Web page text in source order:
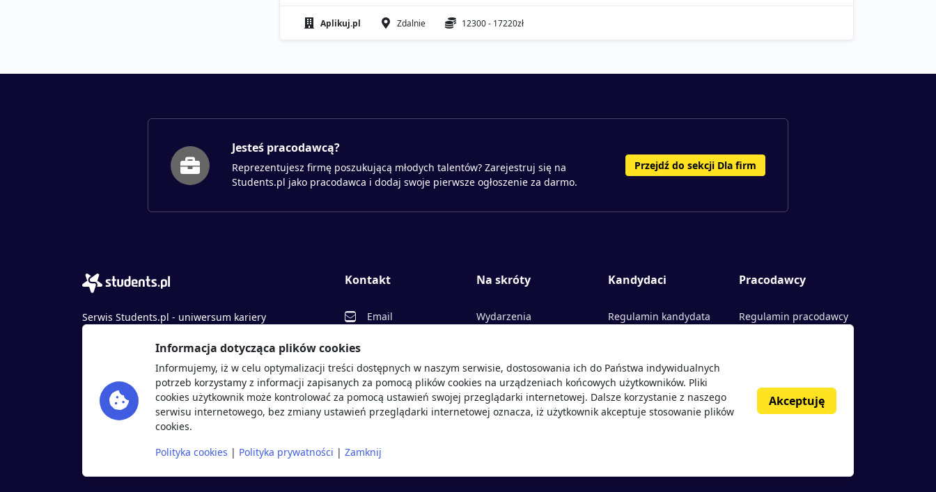
Aplikuj.pl Zdalnie 12300 - 17220zł
Jesteś pracodawcą?
Reprezentujesz firmę poszukującą młodych talentów? Zarejestruj się na
Students.pl jako pracodawca i dodaj swoje pierwsze ogłoszenie za darmo.
Przejdź do sekcji Dla firm
Serwis Students.pl - uniwersum kariery
© 2026 - Wszelkie prawa zastrzeżone
ul. Sybiraków 54, 37-700 Przemyśl
+48 518 637 436
NIP: 9452235137
Kontakt
Email
Twitter
LinkedIn
Na skróty
Wydarzenia
Rekrutujemy sprawdź
Polityka cookies
Polityka prywatności
Kandydaci
Regulamin kandydata
Pracodawcy
Opinie o pracodawcach
Blog
Pracodawcy
Regulamin pracodawcy
Informacja dotycząca plików cookies
Informujemy, iż w celu optymalizacji treści dostępnych w naszym serwisie, dostosowania ich do Państwa indywidualnych
potrzeb korzystamy z informacji zapisanych za pomocą plików cookies na urządzeniach końcowych użytkowników. Pliki
cookies użytkownik może kontrolować za pomocą ustawień swojej przeglądarki internetowej. Dalsze korzystanie z naszego
serwisu internetowego, bez zmiany ustawień przeglądarki internetowej oznacza, iż użytkownik akceptuje stosowanie plików
cookies.
Polityka cookies | Polityka prywatności | Zamknij
Akceptuję